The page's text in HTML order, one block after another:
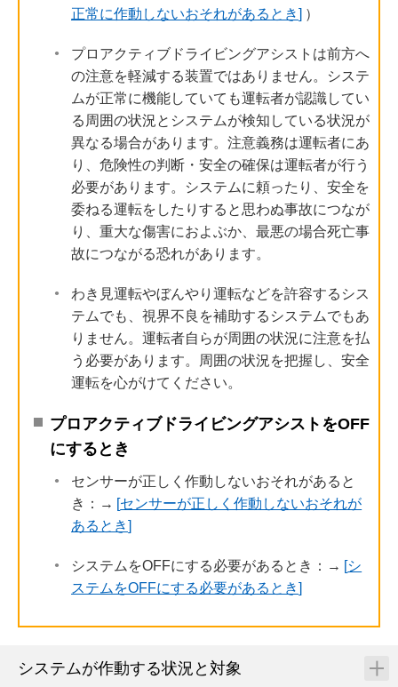
正常に作動しないおそれがあるとき
）
プロアクティブドライビングアシストは前方へ
の注意を軽減する装置ではありません。システ
ムが正常に機能していても運転者が認識してい
る周囲の状況とシステムが検知している状況が
異なる場合があります。注意義務は運転者にあ
り、危険性の判断・安全の確保は運転者が行う
必要があります。システムに頼ったり、安全を
委ねる運転をしたりすると思わぬ事故につなが
り、重大な傷害におよぶか、最悪の場合死亡事
故につながる恐れがあります。
わき見運転やぼんやり運転などを許容するシス
テムでも、視界不良を補助するシステムでもあ
りません。運転者自らが周囲の状況に注意を払
う必要があります。周囲の状況を把握し、安全
運転を心がけてください。
プロアクティブドライビングアシストをOFF
にするとき
センサーが正しく作動しないおそれがあると
き：→ センサーが正しく作動しないおそれが
あるとき
システムをOFFにする必要があるとき：→ シ
ステムをOFFにする必要があるとき
システムが作動する状況と対象